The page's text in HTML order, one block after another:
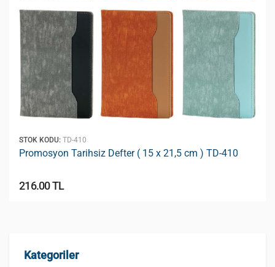
Kategoriler
STOK KODU: TD-410
Promosyon Tarihsiz Defter ( 15 x 21,5 cm ) TD-410
216.00 TL